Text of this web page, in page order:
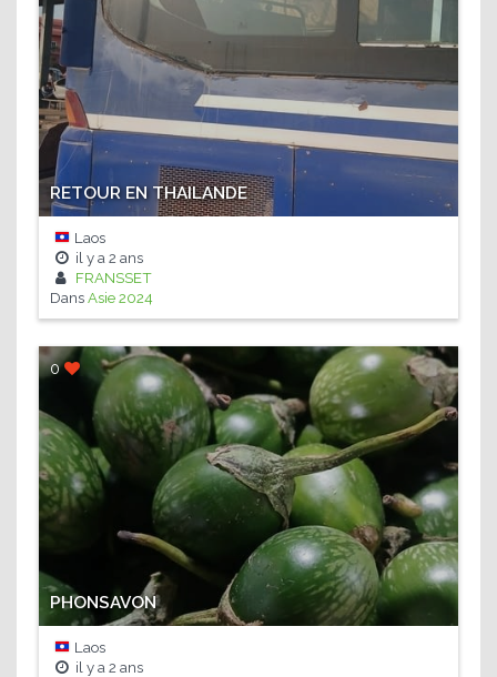
RETOUR EN THAILANDE
Laos
il y a 2 ans
FRANSSET
DansAsie 2024
0
PHONSAVON
Laos
il y a 2 ans